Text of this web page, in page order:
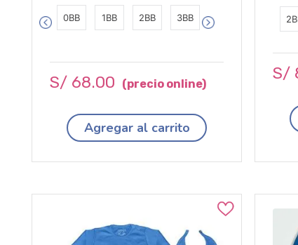
0BB 1BB 2BB 3BB
S/ 68.00
Agregar al carrito
S/